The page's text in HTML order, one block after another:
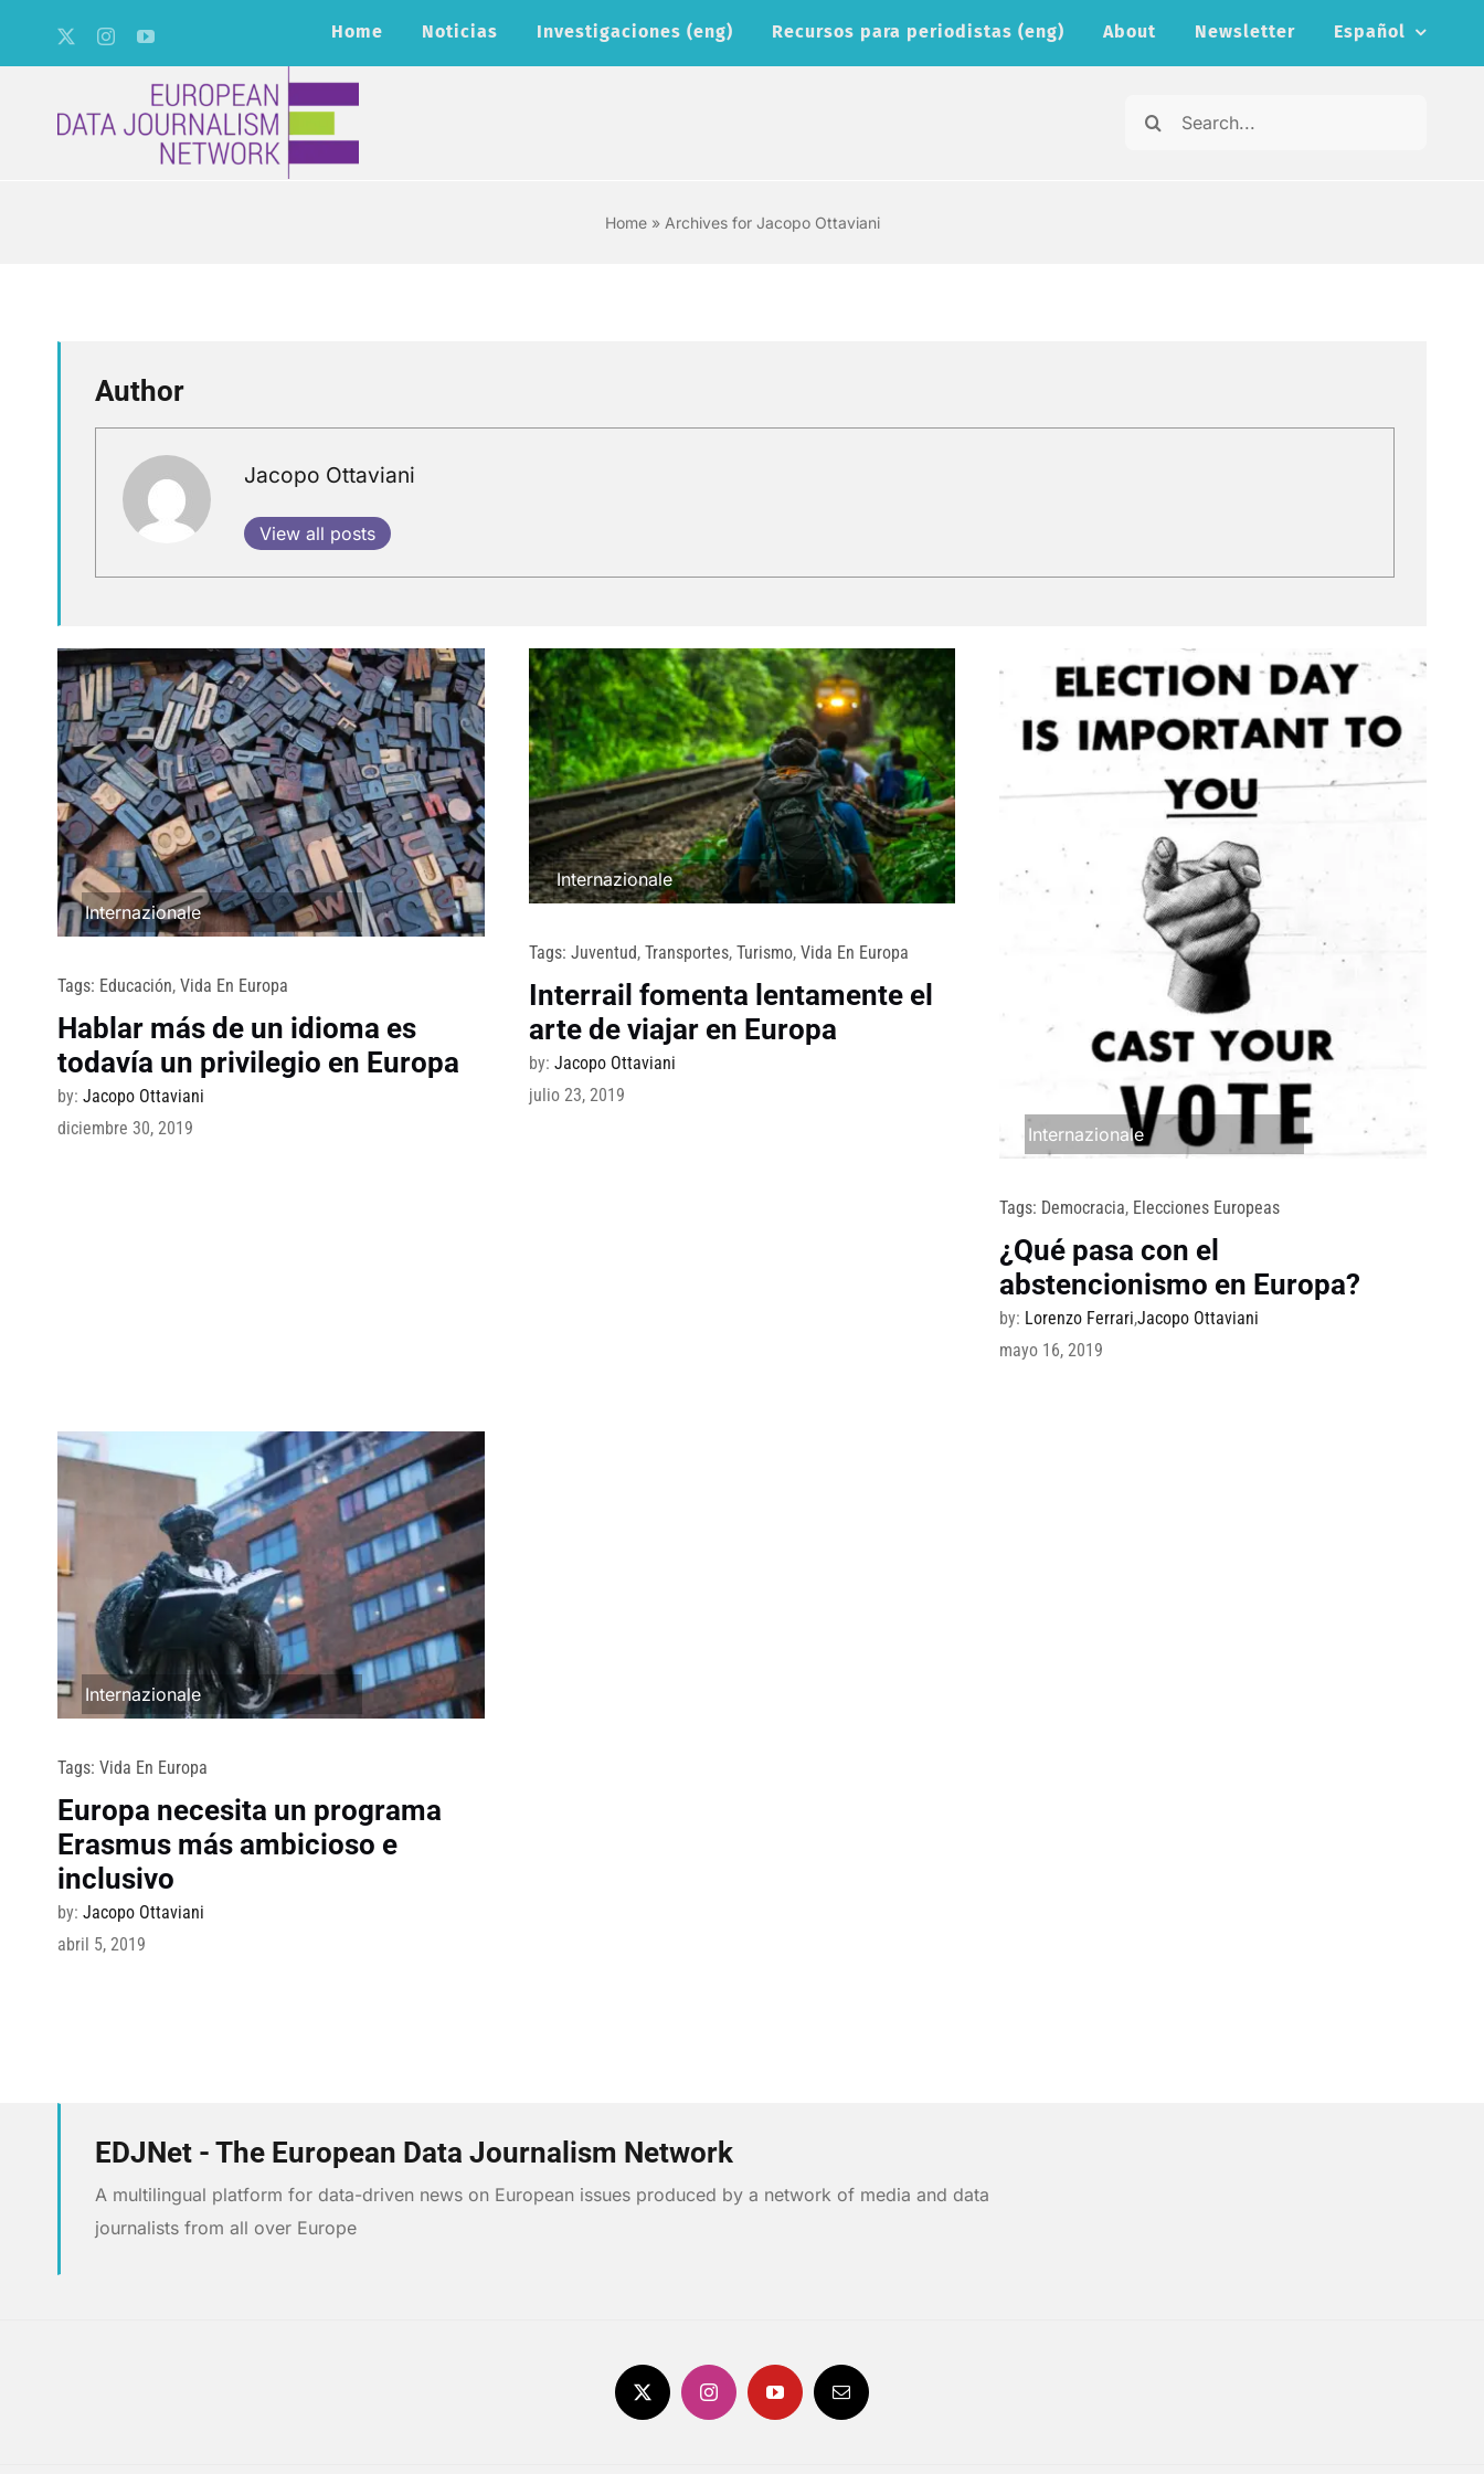
Home Noticias Investigaciones (eng) Recursos para periodistas (eng) About Newsletter Español
Search
Home» Archives for Jacopo Ottaviani
Author
Jacopo Ottaviani
View all posts
Internazionale
Tags: Educación, Vida En Europa
Hablar más de un idioma es
todavía un privilegio en Europa
by: Jacopo Ottaviani
diciembre 30, 2019
Internazionale
Tags: Juventud, Transportes, Turismo, Vida En Europa
Interrail fomenta lentamente el
arte de viajar en Europa
by: Jacopo Ottaviani
julio 23, 2019
Internazionale
Tags: Democracia, Elecciones Europeas
¿Qué pasa con el
abstencionismo en Europa?
by: Lorenzo Ferrari,Jacopo Ottaviani
mayo 16, 2019
Internazionale
Tags: Vida En Europa
Europa necesita un programa
Erasmus más ambicioso e
inclusivo
by: Jacopo Ottaviani
abril 5, 2019
EDJNet - The European Data Journalism Network
A multilingual platform for data-driven news on European issues produced by a network of media and data
journalists from all over Europe